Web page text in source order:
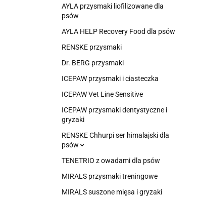
AYLA przysmaki liofilizowane dla
psów
AYLA HELP Recovery Food dla psów
RENSKE przysmaki
Dr. BERG przysmaki
ICEPAW przysmaki i ciasteczka
ICEPAW Vet Line Sensitive
ICEPAW przysmaki dentystyczne i
gryzaki
RENSKE Chhurpi ser himalajski dla
psów
TENETRIO z owadami dla psów
MIRALS przysmaki treningowe
MIRALS suszone mięsa i gryzaki